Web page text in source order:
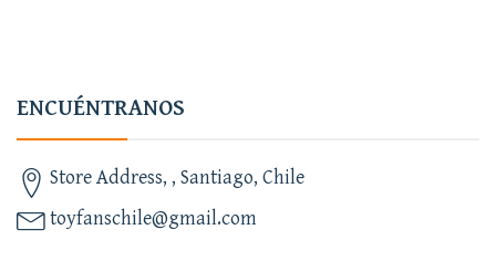
ENCUÉNTRANOS
Store Address, , Santiago, Chile
toyfanschile@gmail.com